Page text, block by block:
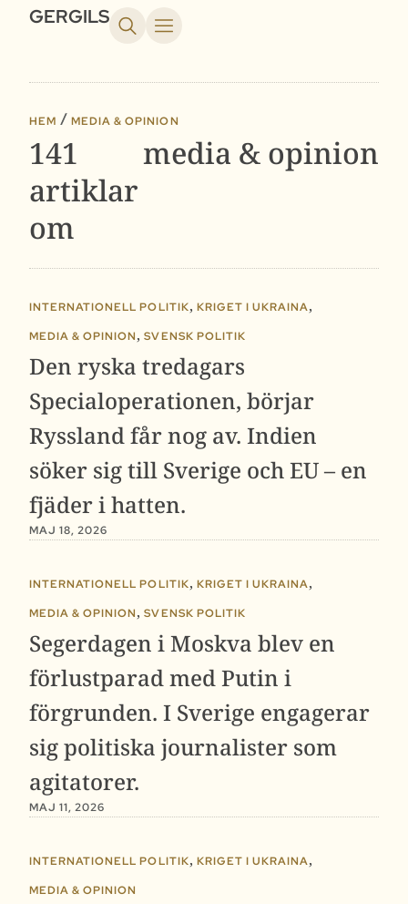
GERGILS
HEM MEDIA & OPINION
141
artiklar
om
media & opinion
INTERNATIONELL POLITIK, KRIGET I UKRAINA,
MEDIA & OPINION, SVENSK POLITIK
Den ryska tredagars
Specialoperationen, börjar
Ryssland får nog av. Indien
söker sig till Sverige och EU – en
fjäder i hatten.
MAJ 18, 2026
INTERNATIONELL POLITIK, KRIGET I UKRAINA,
MEDIA & OPINION, SVENSK POLITIK
Segerdagen i Moskva blev en
förlustparad med Putin i
förgrunden. I Sverige engagerar
sig politiska journalister som
agitatorer.
MAJ 11, 2026
INTERNATIONELL POLITIK, KRIGET I UKRAINA,
MEDIA & OPINION